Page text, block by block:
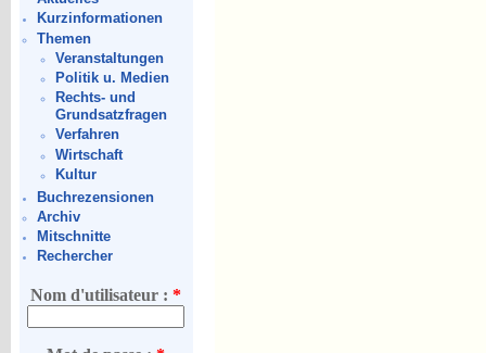
Kurzinformationen
Themen
Veranstaltungen
Politik u. Medien
Rechts- und
Grundsatzfragen
Verfahren
Wirtschaft
Kultur
Buchrezensionen
Archiv
Mitschnitte
Rechercher
Nom d'utilisateur :*